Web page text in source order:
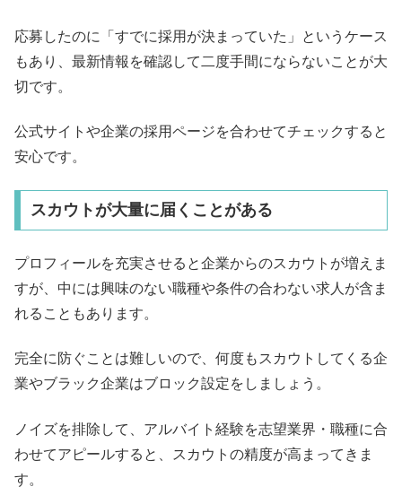
応募したのに「すでに採用が決まっていた」というケース
もあり、最新情報を確認して二度手間にならないことが大
切です。
公式サイトや企業の採用ページを合わせてチェックすると
安心です。
スカウトが大量に届くことがある
プロフィールを充実させると企業からのスカウトが増えま
すが、中には興味のない職種や条件の合わない求人が含ま
れることもあります。
完全に防ぐことは難しいので、何度もスカウトしてくる企
業やブラック企業はブロック設定をしましょう。
ノイズを排除して、アルバイト経験を志望業界・職種に合
わせてアピールすると、スカウトの精度が高まってきま
す。